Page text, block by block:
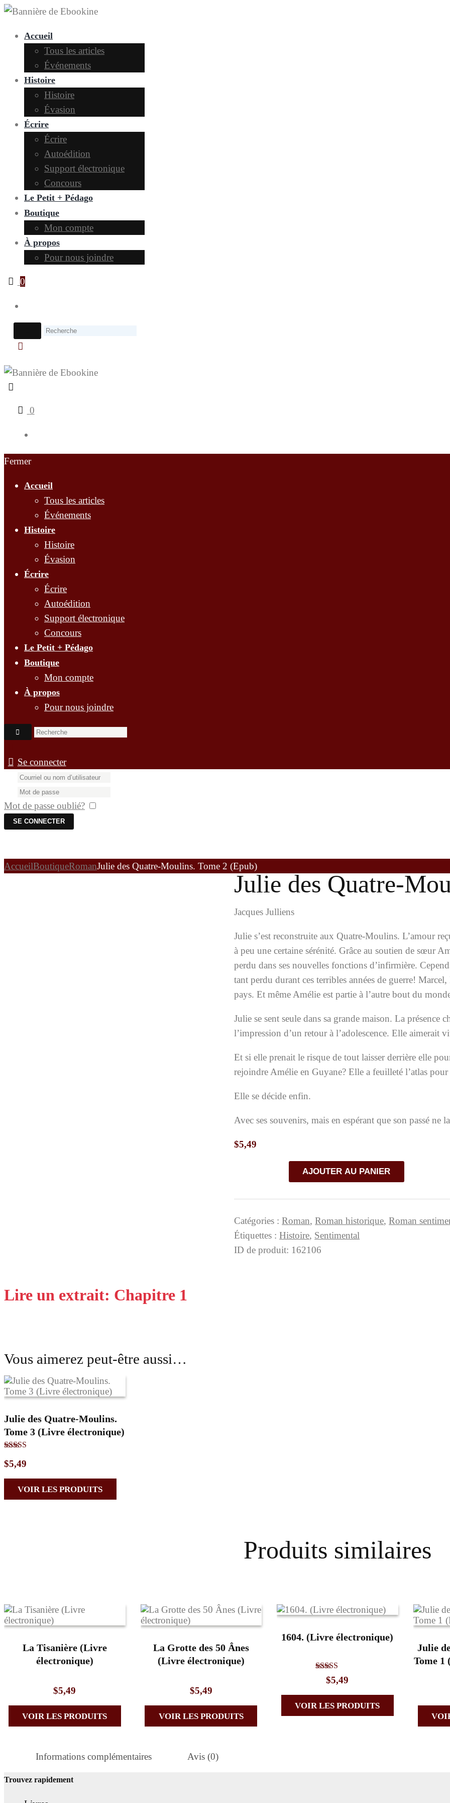
Accueil
Tous les articles
Événements
Histoire
Histoire
Évasion
Écrire
Écrire
Autoédition
Support électronique
Concours
Le Petit + Pédago
Boutique
Mon compte
À propos
Pour nous joindre
0
0
Fermer
Accueil
Tous les articles
Événements
Histoire
Histoire
Évasion
Écrire
Écrire
Autoédition
Support électronique
Concours
Le Petit + Pédago
Boutique
Mon compte
À propos
Pour nous joindre
Se connecter
Mot de passe oublié?
AccueilBoutiqueRomanJulie des Quatre-Moulins. Tome 2 (Epub)
Julie des Quatre-
Jacques Julliens
Julie s’est reconstruite aux Quatre-Moulins. L’amour
à peu une certaine sérénité. Grâce au soutien de sœur
perdu dans ses nouvelles fonctions d’infirmière.
tant perdu durant ces terribles années de guerre!
pays. Et même Amélie est partie à l’autre bout du
Julie se sent seule dans sa grande maison. La présence
l’impression d’un retour à l’adolescence. Elle aimerait
Et si elle prenait le risque de tout laisser derrière elle
rejoindre Amélie en Guyane? Elle a feuilleté l’atlas
Elle se décide enfin.
Avec ses souvenirs, mais en espérant que son passé ne
$5,49
Julie
Quatre-
Moulins.
Tome
AJOUTER AU PANIER
Catégories :Roman,Roman historique,Roman
Étiquettes :Histoire, Sentimental
ID de produit: 162106
Lire un extrait: Chapitre 1
Vous aimerez peut-être aussi…
Julie des Quatre-Moulins.
Tome 3 (Livre électronique)
5.00
$5,49
VOIR LES PRODUITS
Produits similaires
La Tisanière (Livre
électronique)
$5,49
VOIR LES PRODUITS
La Grotte des 50 Ânes
(Livre électronique)
$5,49
VOIR LES PRODUITS
1604. (Livre électronique)
Note
5.00
sur 5
$5,49
VOIR LES PRODUITS
Julie
Tome 1
Informations complémentaires Avis (0)
Trouvez rapidement